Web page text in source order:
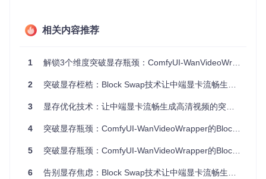
动态模块交换：Block Swap的工作原理
现计算资源的"按需分配"。想象这是一个智能仓库系统：当需
台（VRAM），使用完毕后自动归位，始终保持工作台整洁高
AutoWrappedModule
：位于diffsynth/vram_managemen
无缝迁移
置，配合状态标记实现精准调度
相关内容推荐
1 解锁3个维度突破显存瓶颈：ComfyUI-WanVideoWrapper让8GB显卡焕新视频创作体验
2 突破显存桎梏：Block Swap技术让中端显卡流畅生成高清视频
3 显存优化技术：让中端显卡流畅生成高清视频的突破之道
4 突破显存瓶颈：ComfyUI-WanVideoWrapper的Block Swap技术如何让8GB显卡流畅生成高清视频
5 突破显存瓶颈：ComfyUI-WanVideoWrapper的Block Swap技术让8GB显卡流畅生成高清视频
6 告别显存焦虑：Block Swap技术让中端显卡流畅生成高清视频